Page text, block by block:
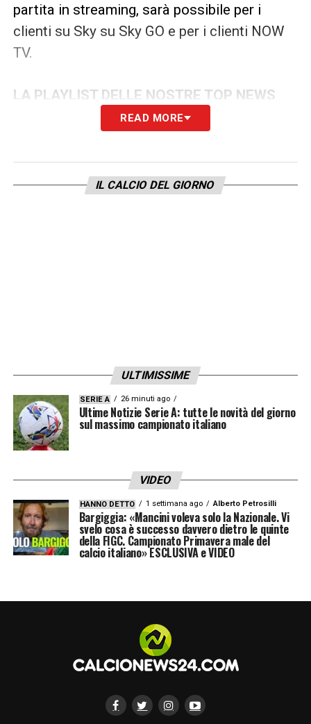
partita in streaming, sarà possibile per i
clienti su Sky su Sky GO e per i clienti NOW
TV.
LA PLAYLIST DELLE NOSTRE TOP NEWS
READ MORE
IL CALCIO DEL GIORNO
ULTIMISSIME
SERIE A 26 minuti ago
Ultime Notizie Serie A: tutte le novità del giorno
sul massimo campionato italiano
VIDEO
HANNO DETTO 1 settimana ago Alberto Petrosilli
Bargiggia: «Mancini voleva solo la Nazionale. Vi
svelo cosa è successo davvero dietro le quinte
della FIGC. Campionato Primavera male del
calcio italiano» ESCLUSIVA e VIDEO